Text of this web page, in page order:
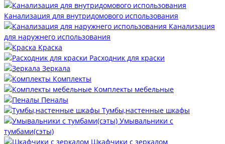
Канализация для внутридомового использования
Канализация
для наружнего использования
Краска
Расходник для краски
Зеркала
Комплекты
Комплекты мебельные
Пеналы
Тумбы,настенные шкафы
Умывальники с
тумбами(сэты)
Шкафчики с зеркалом